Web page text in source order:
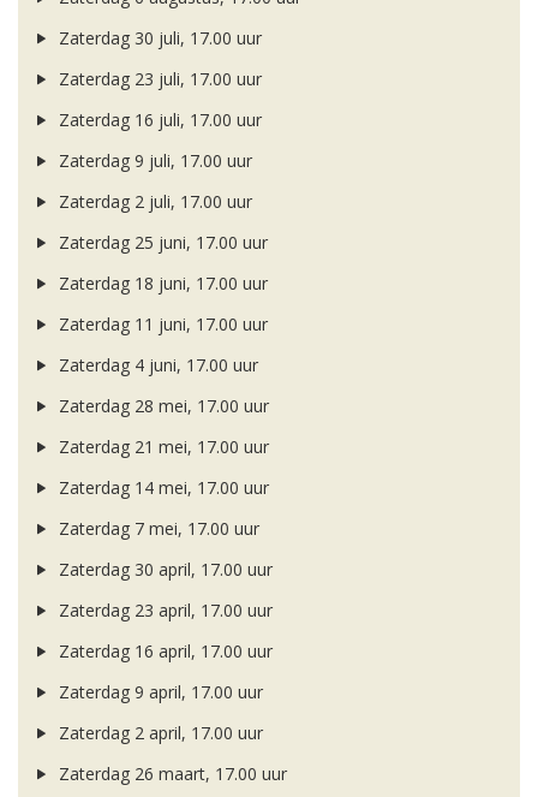
Zaterdag 30 juli, 17.00 uur
Zaterdag 23 juli, 17.00 uur
Zaterdag 16 juli, 17.00 uur
Zaterdag 9 juli, 17.00 uur
Zaterdag 2 juli, 17.00 uur
Zaterdag 25 juni, 17.00 uur
Zaterdag 18 juni, 17.00 uur
Zaterdag 11 juni, 17.00 uur
Zaterdag 4 juni, 17.00 uur
Zaterdag 28 mei, 17.00 uur
Zaterdag 21 mei, 17.00 uur
Zaterdag 14 mei, 17.00 uur
Zaterdag 7 mei, 17.00 uur
Zaterdag 30 april, 17.00 uur
Zaterdag 23 april, 17.00 uur
Zaterdag 16 april, 17.00 uur
Zaterdag 9 april, 17.00 uur
Zaterdag 2 april, 17.00 uur
Zaterdag 26 maart, 17.00 uur